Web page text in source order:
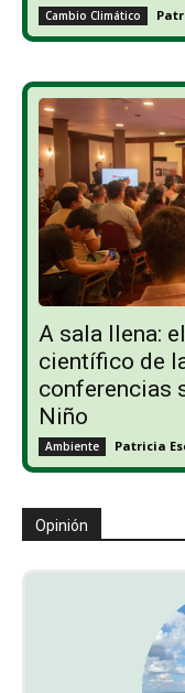
Cambio Climático
A sala llena:
científico de
conferencias
Niño
Ambiente Patricia
Opinión